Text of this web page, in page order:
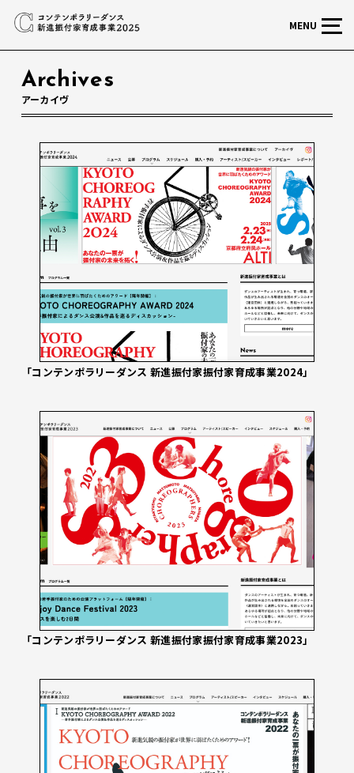
MENU
Archives
アーカイヴ
「コンテンポラリーダンス 新進振付家振付家育成事業2024」
「コンテンポラリーダンス 新進振付家振付家育成事業2023」